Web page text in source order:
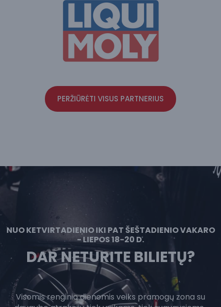
PERŽIŪRĖTI VISUS PARTNERIUS
NUO KETVIRTADIENIO IKI PAT ŠEŠTADIENIO VAKARO
- LIEPOS 18-20 D.
DAR NETURITE BILIETŲ?
Visomis renginio dienomis veiks pramogų zona su